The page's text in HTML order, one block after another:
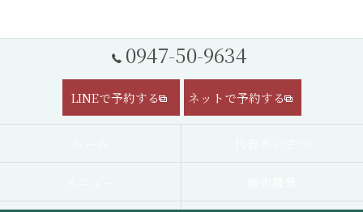
0947-50-9634
LINEで予約する ネットで予約する